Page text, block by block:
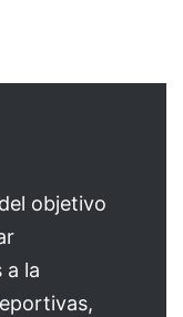
objetivo
a la